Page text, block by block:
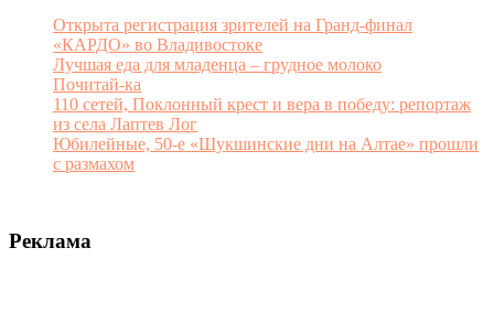
Открыта регистрация зрителей на Гранд-финал
«КАРДО» во Владивостоке
Лучшая еда для младенца – грудное молоко
Почитай-ка
110 сетей, Поклонный крест и вера в победу: репортаж
из села Лаптев Лог
Юбилейные, 50-е «Шукшинские дни на Алтае» прошли
с размахом
Реклама